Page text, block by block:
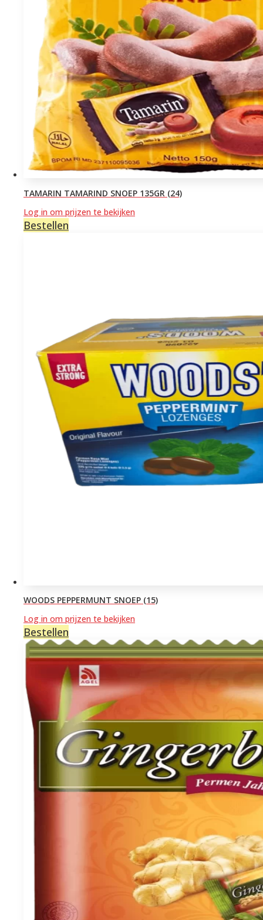
TAMARIN TAMARIND SNOEP 135GR (24)
Log in om prijzen te bekijken
Bestellen
WOODS PEPPERMUNT SNOEP (15)
Log in om prijzen te bekijken
Bestellen